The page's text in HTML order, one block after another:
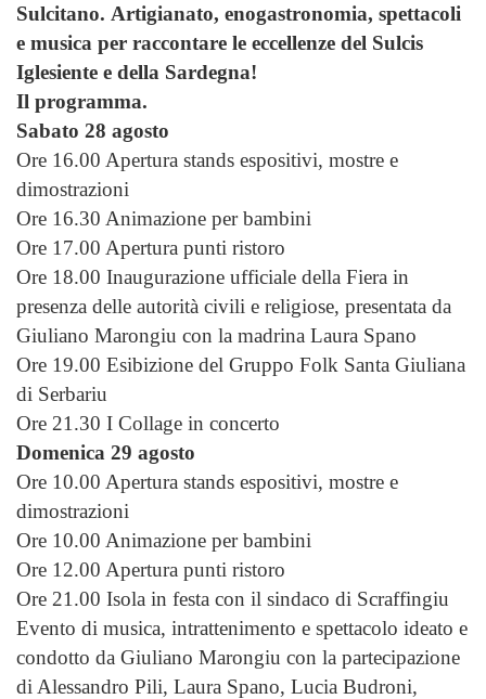
Sulcitano. Artigianato, enogastronomia, spettacoli
e musica per raccontare le eccellenze del Sulcis
Iglesiente e della Sardegna!
Il programma.
Sabato 28 agosto
Ore 16.00 Apertura stands espositivi, mostre e
dimostrazioni
Ore 16.30 Animazione per bambini
Ore 17.00 Apertura punti ristoro
Ore 18.00 Inaugurazione ufficiale della Fiera in
presenza delle autorità civili e religiose, presentata da
Giuliano Marongiu con la madrina Laura Spano
Ore 19.00 Esibizione del Gruppo Folk Santa Giuliana
di Serbariu
Ore 21.30 I Collage in concerto
Domenica 29 agosto
Ore 10.00 Apertura stands espositivi, mostre e
dimostrazioni
Ore 10.00 Animazione per bambini
Ore 12.00 Apertura punti ristoro
Ore 21.00 Isola in festa con il sindaco di Scraffingiu
Evento di musica, intrattenimento e spettacolo ideato e
condotto da Giuliano Marongiu con la partecipazione
di Alessandro Pili, Laura Spano, Lucia Budroni,